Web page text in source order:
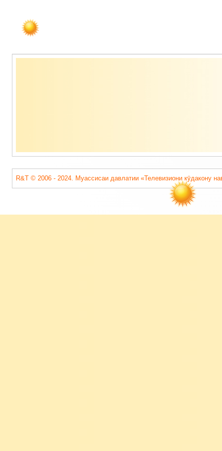
Содержимое
R&T © 2006 - 2024. Муассисаи давлатии «Телевизиони кӯдакону